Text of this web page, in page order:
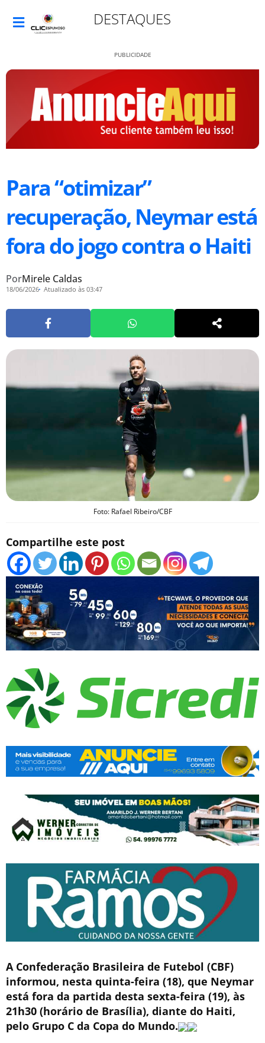
DESTAQUES
PUBLICIDADE
Para “otimizar”
recuperação, Neymar está
fora do jogo contra o Haiti
PorMirele Caldas
18/06/2026 Atualizado às 03:47
Foto: Rafael Ribeiro/CBF
Compartilhe este post
A Confederação Brasileira de Futebol (CBF)
informou, nesta quinta-feira (18), que Neymar
está fora da partida desta sexta-feira (19), às
21h30 (horário de Brasília), diante do Haiti,
pelo Grupo C da Copa do Mundo.